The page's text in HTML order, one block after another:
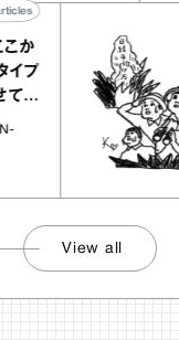
View all